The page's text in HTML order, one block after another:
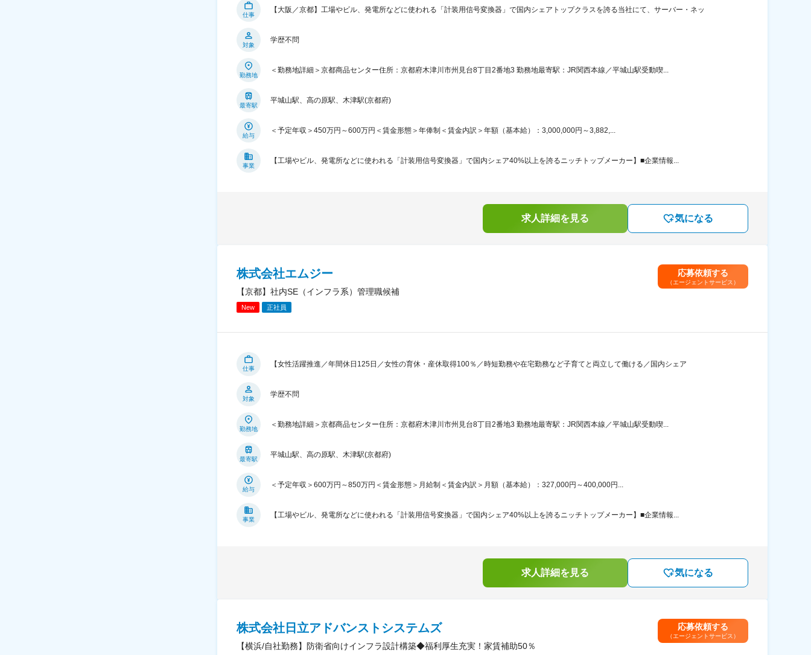
仕事
【大阪／京都】工場やビル、発電所などに使われる「計装用信号変換器」で国内シェアトップクラスを誇る当社にて、サーバー・ネッ
対象
学歴不問
勤務地
＜勤務地詳細＞京都商品センター住所：京都府木津川市州見台8丁目2番地3 勤務地最寄駅：JR関西本線／平城山駅受動喫...
最寄駅
平城山駅、高の原駅、木津駅(京都府)
給与
＜予定年収＞450万円～600万円＜賃金形態＞年俸制＜賃金内訳＞年額（基本給）：3,000,000円～3,882,...
事業
【工場やビル、発電所などに使われる「計装用信号変換器」で国内シェア40%以上を誇るニッチトップメーカー】■企業情報...
求人詳細を見る 気になる
株式会社エムジー
【京都】社内SE（インフラ系）管理職候補
New 正社員
応募依頼する
（エージェントサービス）
仕事
【女性活躍推進／年間休日125日／女性の育休・産休取得100％／時短勤務や在宅勤務など子育てと両立して働ける／国内シェア
対象
学歴不問
勤務地
＜勤務地詳細＞京都商品センター住所：京都府木津川市州見台8丁目2番地3 勤務地最寄駅：JR関西本線／平城山駅受動喫...
最寄駅
平城山駅、高の原駅、木津駅(京都府)
給与
＜予定年収＞600万円～850万円＜賃金形態＞月給制＜賃金内訳＞月額（基本給）：327,000円～400,000円...
事業
【工場やビル、発電所などに使われる「計装用信号変換器」で国内シェア40%以上を誇るニッチトップメーカー】■企業情報...
求人詳細を見る 気になる
株式会社日立アドバンストシステムズ
【横浜/自社勤務】防衛省向けインフラ設計構築◆福利厚生充実！家賃補助50％
応募依頼する
（エージェントサービス）